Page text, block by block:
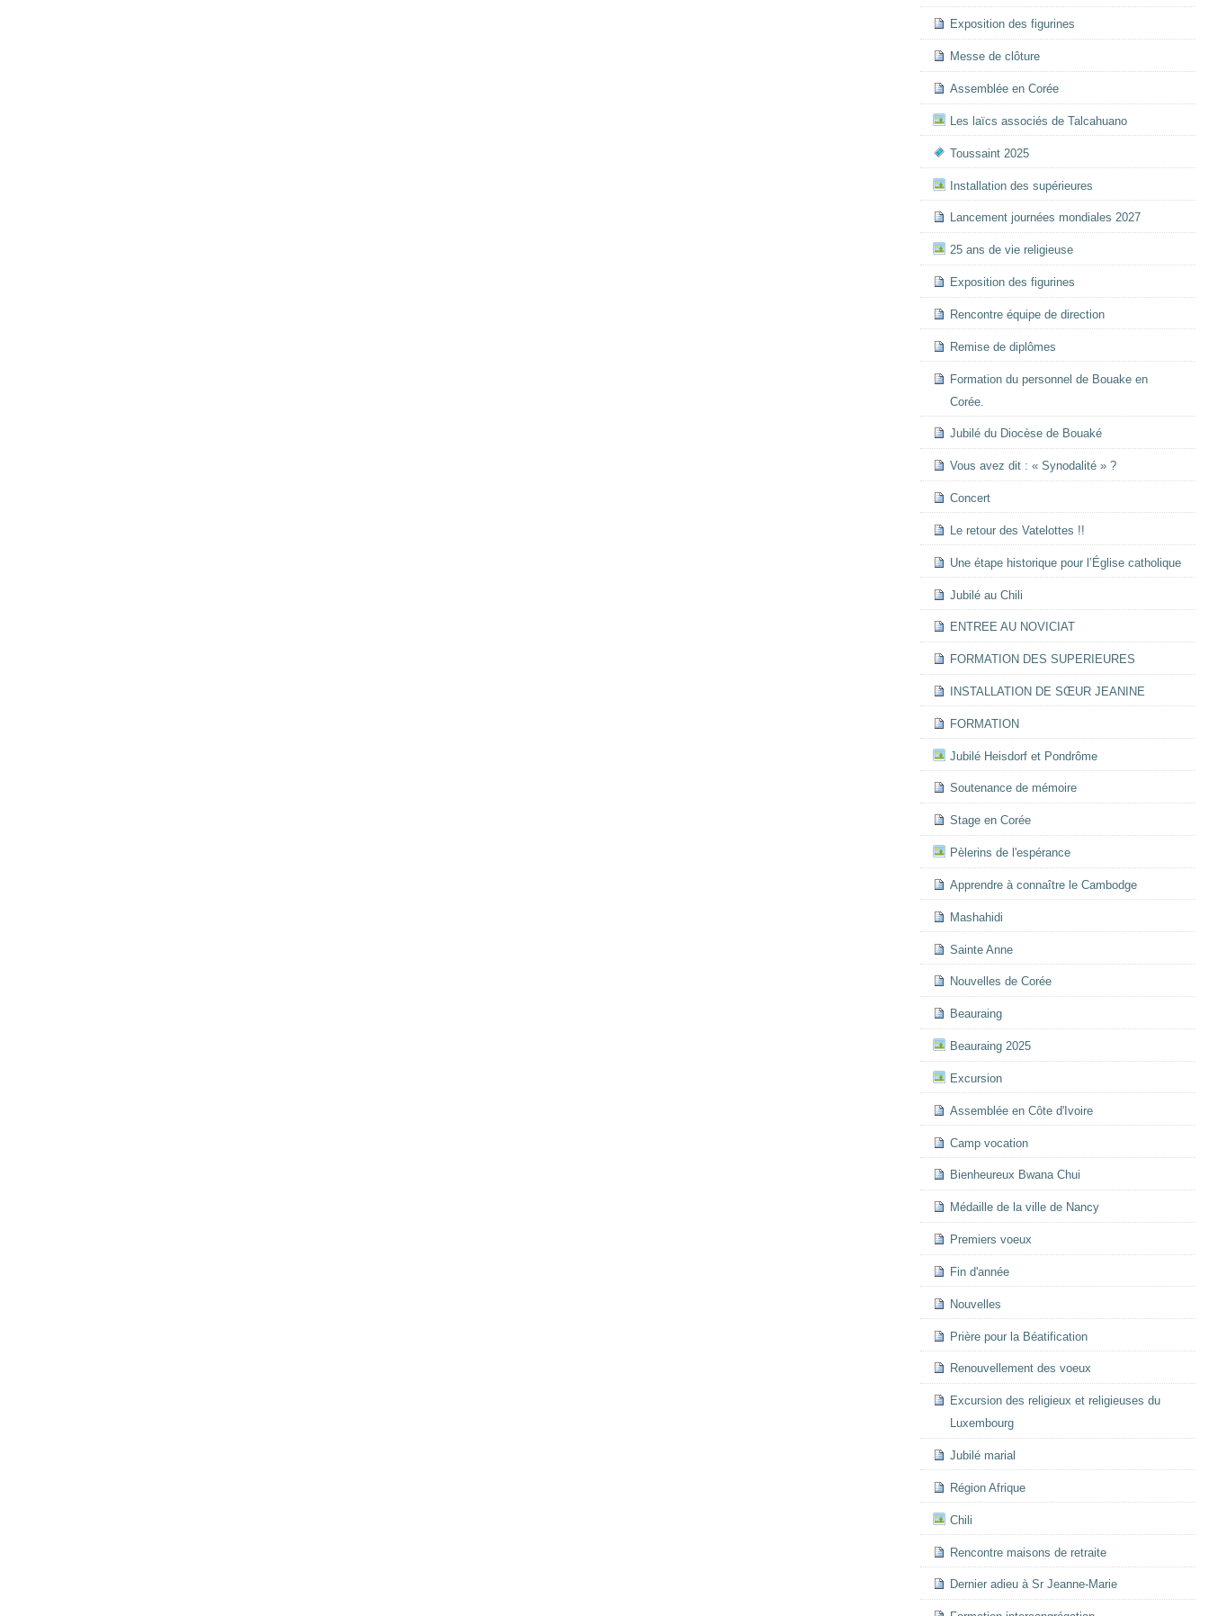
Exposition des figurines
Messe de clôture
Assemblée en Corée
Les laïcs associés de Talcahuano
Toussaint 2025
Installation des supérieures
Lancement journées mondiales 2027
25 ans de vie religieuse
Exposition des figurines
Rencontre équipe de direction
Remise de diplômes
Formation du personnel de Bouake en
Corée.
Jubilé du Diocèse de Bouaké
Vous avez dit : « Synodalité » ?
Concert
Le retour des Vatelottes !!
Une étape historique pour l’Église catholique
Jubilé au Chili
ENTREE AU NOVICIAT
FORMATION DES SUPERIEURES
INSTALLATION DE SŒUR JEANINE
FORMATION
Jubilé Heisdorf et Pondrôme
Soutenance de mémoire
Stage en Corée
Pèlerins de l'espérance
Apprendre à connaître le Cambodge
Mashahidi
Sainte Anne
Nouvelles de Corée
Beauraing
Beauraing 2025
Excursion
Assemblée en Côte d'Ivoire
Camp vocation
Bienheureux Bwana Chui
Médaille de la ville de Nancy
Premiers voeux
Fin d'année
Nouvelles
Prière pour la Béatification
Renouvellement des voeux
Excursion des religieux et religieuses du
Luxembourg
Jubilé marial
Région Afrique
Chili
Rencontre maisons de retraite
Dernier adieu à Sr Jeanne-Marie